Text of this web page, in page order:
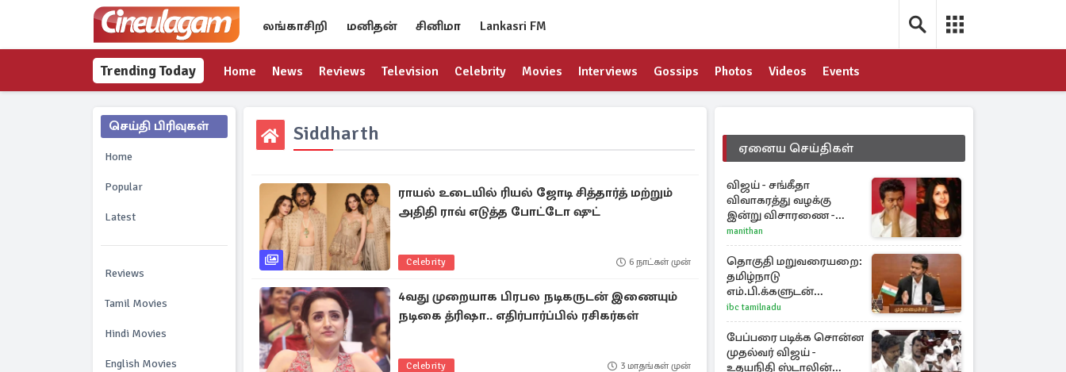
லங்காசிறி மனிதன் சினிமா Lankasri FM
Trending Today Home News Reviews Television Celebrity Movies Interviews Gossips Photos Videos Events
செய்தி பிரிவுகள்
Home
Popular
Latest
Reviews
Tamil Movies
Hindi Movies
English Movies
Siddharth
ராயல் உடையில் ரியல் ஜோடி சித்தார்த் மற்றும்
அதிதி ராவ் எடுத்த போட்டோ ஷுட்
Celebrity 6 நாட்கள் முன்
4வது முறையாக பிரபல நடிகருடன் இணையும்
நடிகை த்ரிஷா.. எதிர்பார்ப்பில் ரசிகர்கள்
Celebrity 3 மாதங்கள் முன்
ஏனைய செய்திகள்
விஜய் - சங்கீதா
விவாகரத்து வழக்கு
இன்று விசாரணை -
காணொளி மூலம்
ஆஜராக வாய்ப்பு
manithan
தொகுதி மறுவரையறை:
தமிழ்நாடு
எம்.பி.க்களுடன்
முதலமைச்சர் விஜய்
ஆலோசனை
ibc tamilnadu
பேப்பரை படிக்க சொன்ன
முதல்வர் விஜய் -
உதயநிதி ஸ்டாலின்